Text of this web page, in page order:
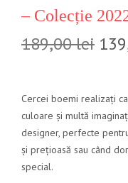
– Colecție
189,00lei
Cercei boemi realizați
culoare și multă
designer, perfecte
și prețioasă sau când
special.